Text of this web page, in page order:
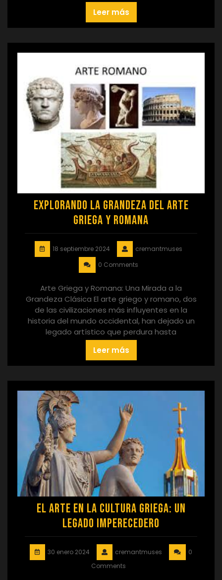
Leer más
Explorando la Grandeza del Arte
Griega y Romana
18 septiembre 2024
cremantmuses
0 Comments
Arte Griega y Romana: Una Mirada a la
Grandeza Clásica El arte griego y romano, dos
de las civilizaciones más influyentes en la
historia del mundo occidental, han dejado un
legado artístico que perdura hasta
Leer más
El Arte en la Cultura Griega: Un
Legado Imperecedero
30 enero 2024 cremantmuses
0
Comments